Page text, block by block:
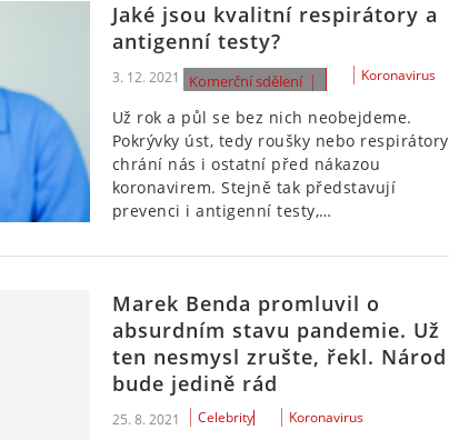
Jaké jsou kvalitní respirátory a
antigenní testy?
3. 12. 2021 Komerční sdělení Koronavirus
Už rok a půl se bez nich neobejdeme.
Pokrývky úst, tedy roušky nebo respirátory
chrání nás i ostatní před nákazou
koronavirem. Stejně tak představují
prevenci i antigenní testy,…
Marek Benda promluvil o
absurdním stavu pandemie. Už
ten nesmysl zrušte, řekl. Národ
bude jedině rád
25. 8. 2021 Celebrity Koronavirus